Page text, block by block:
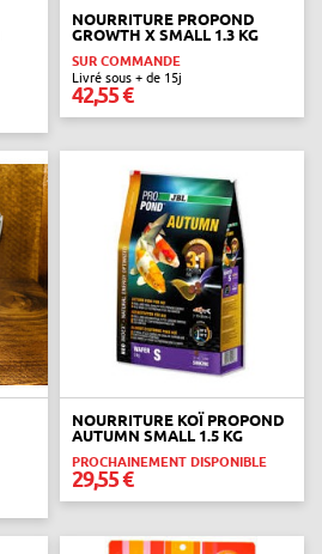
NOURRITURE PROPOND
GROWTH X SMALL 1.3 KG
SUR COMMANDE
Livré sous + de 15j
42,55 €
NOURRITURE KOÏ PROPOND
AUTUMN SMALL 1.5 KG
PROCHAINEMENT DISPONIBLE
29,55 €